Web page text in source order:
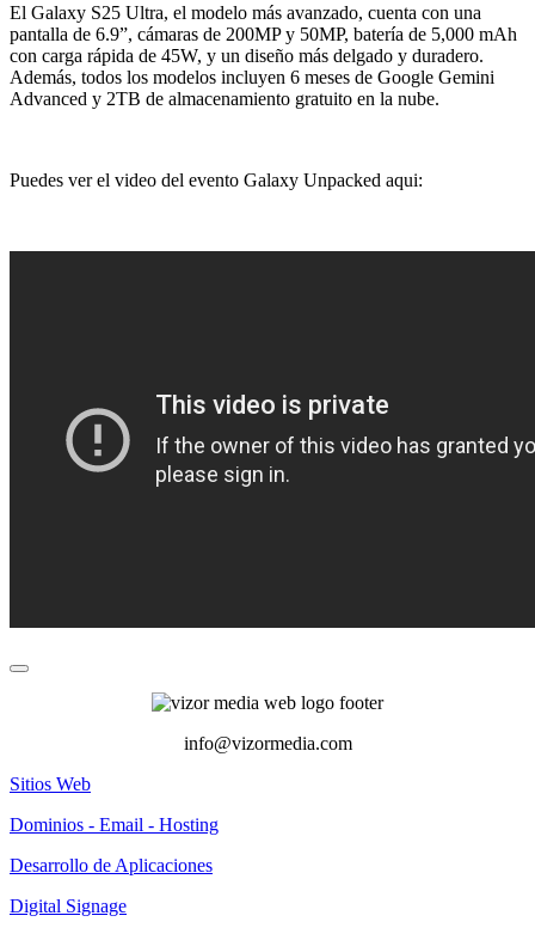
El Galaxy S25 Ultra, el modelo más avanzado, cuenta con una
pantalla de 6.9”, cámaras de 200MP y 50MP, batería de 5,000 mAh
con carga rápida de 45W, y un diseño más delgado y duradero.
Además, todos los modelos incluyen 6 meses de Google Gemini
Advanced y 2TB de almacenamiento gratuito en la nube.
Puedes ver el video del evento Galaxy Unpacked aqui:
info@vizormedia.com
Sitios Web
Dominios - Email - Hosting
Desarrollo de Aplicaciones
Digital Signage